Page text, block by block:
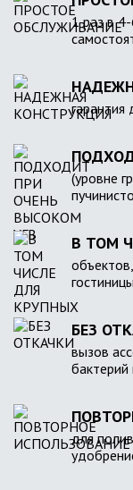
1 раз в
(уровне
В ТОМ
БЕЗ
вызов
бактерий
для